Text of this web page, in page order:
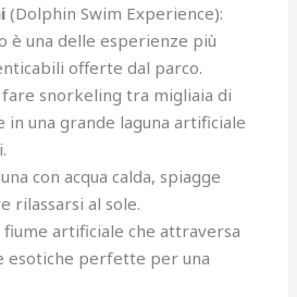
(Dolphin Swim Experience):
è una delle esperienze più
offerte dal parco.
snorkeling tra migliaia di
in una grande laguna artificiale
con acqua calda, spiagge
rilassarsi al sole.
fiume artificiale che attraversa
esotiche perfette per una